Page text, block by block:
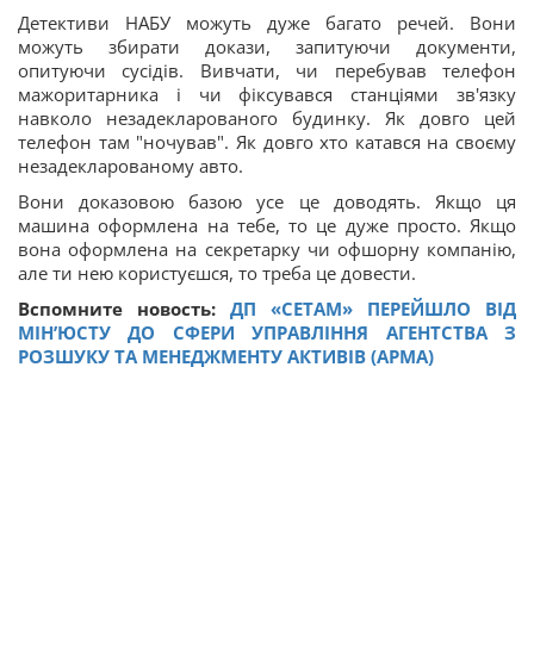
Детективи НАБУ можуть дуже багато речей. Вони
можуть збирати докази, запитуючи документи,
опитуючи сусідів. Вивчати, чи перебував телефон
мажоритарника і чи фіксувався станціями зв'язку
навколо незадекларованого будинку. Як довго цей
телефон там "ночував". Як довго хто катався на своєму
незадекларованому авто.
Вони доказовою базою усе це доводять. Якщо ця
машина оформлена на тебе, то це дуже просто. Якщо
вона оформлена на секретарку чи офшорну компанію,
але ти нею користуєшся, то треба це довести.
Вспомните новость: ДП «СЕТАМ» ПЕРЕЙШЛО ВІД
МІН’ЮСТУ ДО СФЕРИ УПРАВЛІННЯ АГЕНТСТВА З
РОЗШУКУ ТА МЕНЕДЖМЕНТУ АКТИВІВ (АРМА)